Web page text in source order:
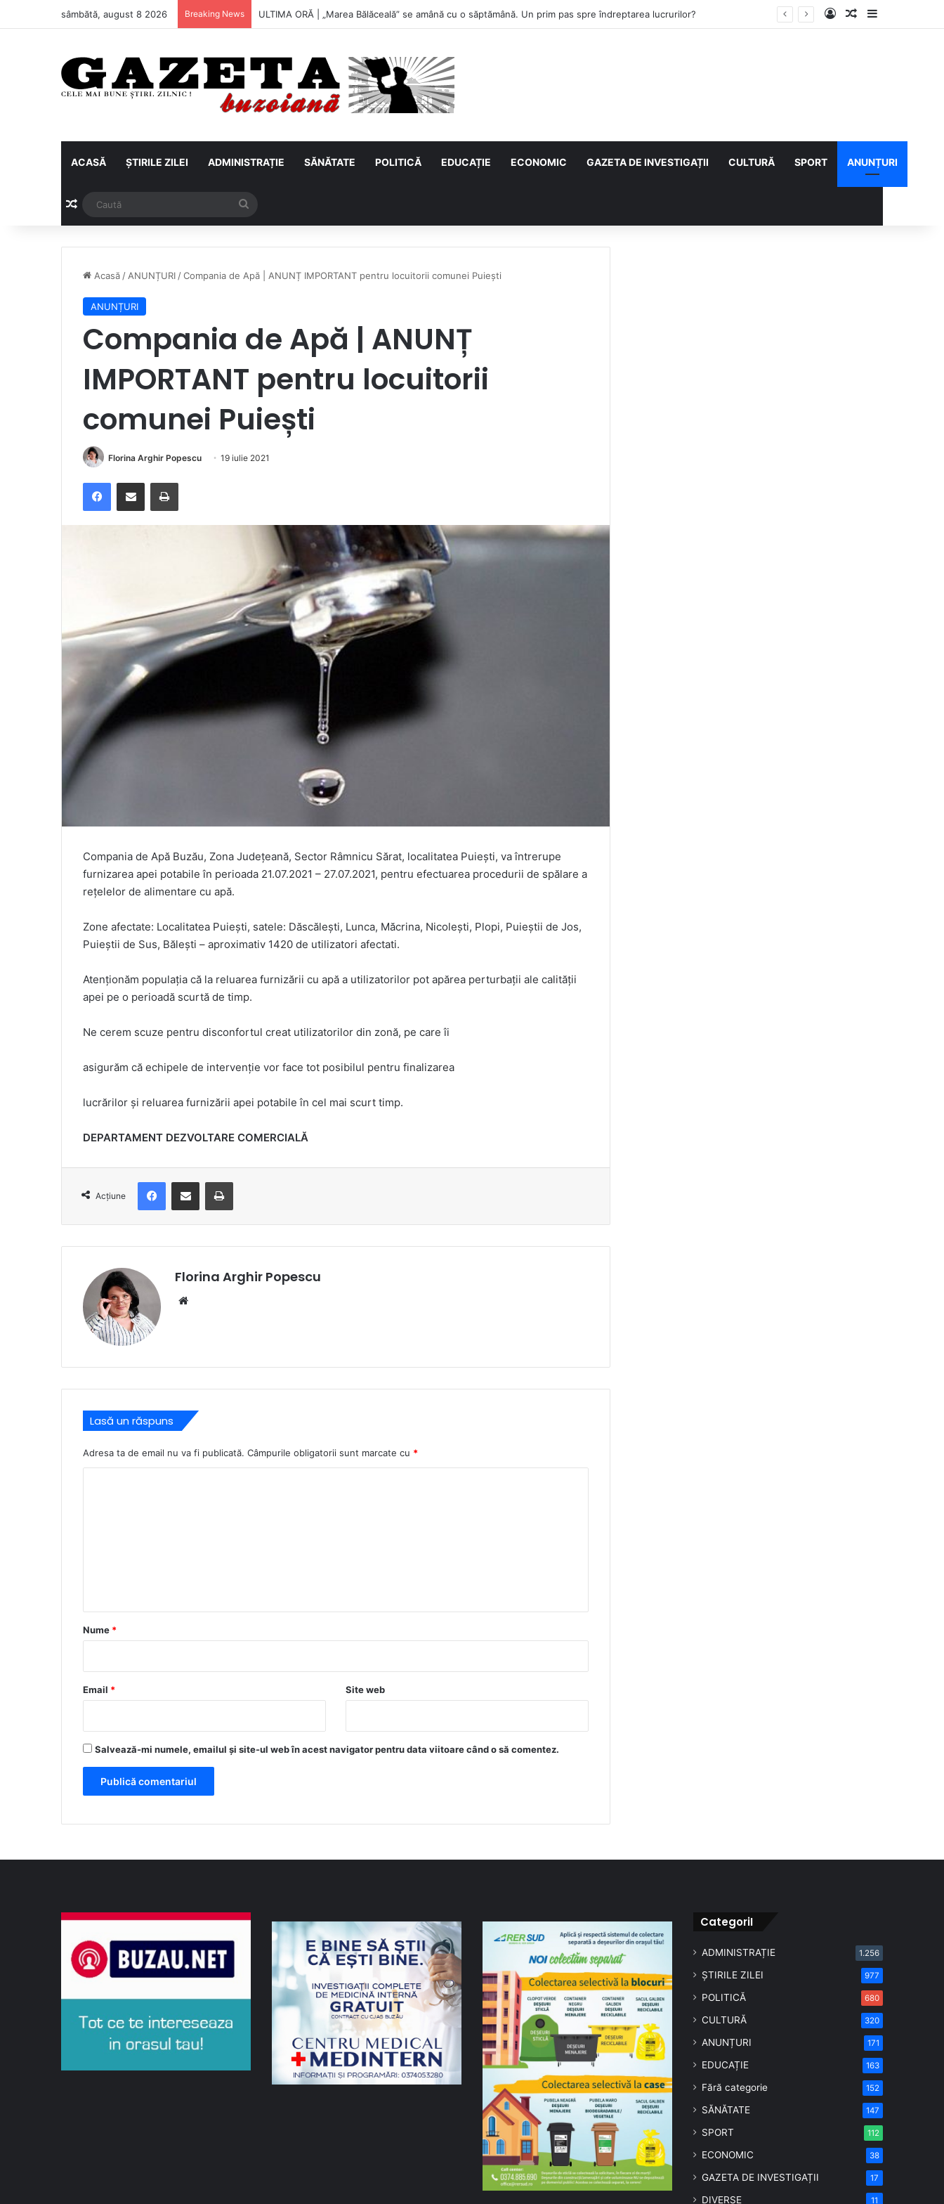
sâmbătă, august 8 2026 Breaking News Metalul Buzău, primul meci acasă în noul sezon de Liga 2. Obiectiv clar înaintea duelului cu CS Afumați Log InArticol aleatoriu
Sidebar
ACASĂ ȘTIRILE ZILEI ADMINISTRAȚIE SĂNĂTATE POLITICĂ EDUCAȚIE ECONOMIC GAZETA DE INVESTIGAȚII CULTURĂ SPORT ANUNȚURI
Articol aleatoriu
Acasă / ANUNȚURI /Compania de Apă | ANUNȚ IMPORTANT pentru locuitorii comunei Puiești
ANUNȚURI
Compania de Apă | ANUNȚ
IMPORTANT pentru locuitorii
comunei Puiești
Florina Arghir Popescu 19 iulie 2021
FacebookDistribuie prin e-mail Imprimare
Compania de Apă Buzău, Zona Județeană, Sector Râmnicu Sărat, localitatea Puiești, va întrerupe
furnizarea apei potabile în perioada 21.07.2021 – 27.07.2021, pentru efectuarea procedurii de spălare a
rețelelor de alimentare cu apă.
Zone afectate: Localitatea Puiești, satele: Dăscălești, Lunca, Măcrina, Nicolești, Plopi, Puieștii de Jos,
Puieștii de Sus, Bălești – aproximativ 1420 de utilizatori afectati.
Atenționăm populația că la reluarea furnizării cu apă a utilizatorilor pot apărea perturbații ale calității
apei pe o perioadă scurtă de timp.
Ne cerem scuze pentru disconfortul creat utilizatorilor din zonă, pe care îi
asigurăm că echipele de intervenție vor face tot posibilul pentru finalizarea
lucrărilor și reluarea furnizării apei potabile în cel mai scurt timp.
DEPARTAMENT DEZVOLTARE COMERCIALĂ
Acțiune
FacebookDistribuie prin e-mail Imprimare
Florina Arghir Popescu
Lasă un răspuns
Adresa ta de email nu va fi publicată. Câmpurile obligatorii sunt marcate cu *
r
*
Nume *
Email * Site web
Salvează-mi numele, emailul și site-ul web în acest navigator pentru data viitoare când o să comentez.
CategoriI
ADMINISTRAȚIE 1.256
ȘTIRILE ZILEI 977
POLITICĂ 680
CULTURĂ 320
ANUNȚURI 171
EDUCAȚIE 163
Fără categorie 152
SĂNĂTATE 147
SPORT 112
ECONOMIC 38
GAZETA DE INVESTIGAȚII 17
DIVERSE 11